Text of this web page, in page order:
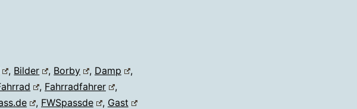
, Bilder , Borby , Damp
,
, Fahrradfahrer
,
, FWSpassde , Gast